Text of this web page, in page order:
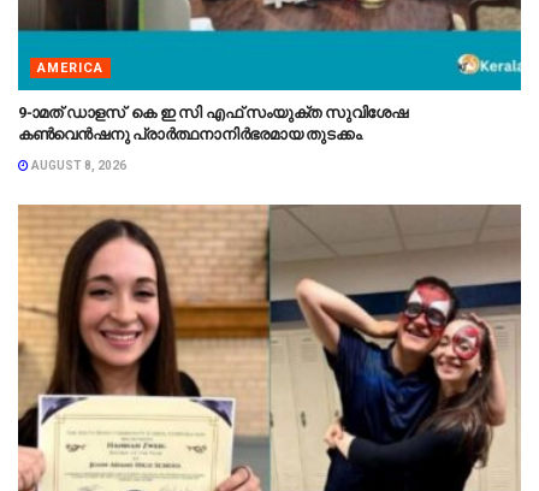
AMERICA
9-ാമത് ഡാളസ് കെ ഇ സി എഫ് സംയുക്ത സുവിശേഷ
കൺവെൻഷനു പ്രാർത്ഥനാനിർഭരമായ തുടക്കം.
AUGUST 8, 2026